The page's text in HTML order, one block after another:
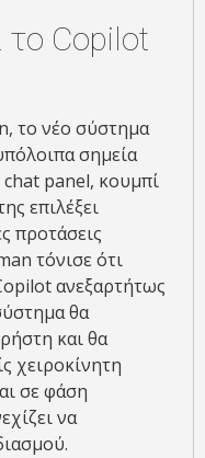
Copilot
το νέο σύστημα
σημεία
chat panel, κουμπί
επιλέξει
προτάσεις
τόνισε ότι
ανεξαρτήτως
θα
και θα
χειροκίνητη
σε φάση
να